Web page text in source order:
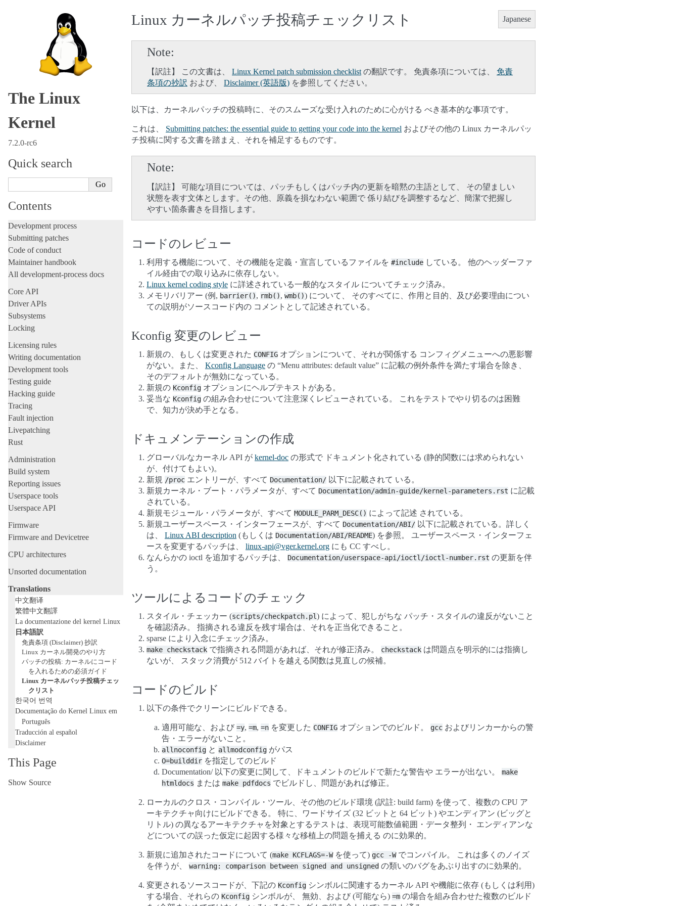
The Linux
Kernel
7.2.0-rc6
Quick search
Contents
Development process
Submitting patches
Code of conduct
Maintainer handbook
All development-process docs
Core API
Driver APIs
Subsystems
Locking
Licensing rules
Writing documentation
Development tools
Testing guide
Hacking guide
Tracing
Fault injection
Livepatching
Rust
Administration
Build system
Reporting issues
Userspace tools
Userspace API
Firmware
Firmware and Devicetree
CPU architectures
Unsorted documentation
Translations
中文翻译
繁體中文翻譯
La documentazione del kernel Linux
日本語訳
免責条項 (Disclaimer) 抄訳
Linux カーネル開発のやり方
パッチの投稿: カーネルにコード
を入れるための必須ガイド
Linux カーネルパッチ投稿チェッ
クリスト
한국어 번역
Documentação do Kernel Linux em
Português
Traducción al español
Disclaimer
This Page
Show Source
Japanese
Linux カーネルパッチ投稿チェックリスト
Note
【訳註】 この文書は、 Linux Kernel patch submission checklist の翻訳です。 免責条項については、 免責
条項の抄訳 および、 Disclaimer (英語版) を参照してください。
以下は、カーネルパッチの投稿時に、そのスムーズな受け入れのために心がける べき基本的な事項です。
これは、 Submitting patches: the essential guide to getting your code into the kernel およびその他の Linux カーネルパッ
チ投稿に関する文書を踏まえ、それを補足するものです。
Note
【訳註】 可能な項目については、パッチもしくはパッチ内の更新を暗黙の主語として、 その望ましい
状態を表す文体とします。その他、原義を損なわない範囲で 係り結びを調整するなど、簡潔で把握し
やすい箇条書きを目指します。
コードのレビュー
利用する機能について、その機能を定義・宣言しているファイルを #include している。 他のヘッダーファ
イル経由での取り込みに依存しない。
Linux kernel coding style に詳述されている一般的なスタイル についてチェック済み。
メモリバリアー (例, barrier(), rmb(), wmb()) について、 そのすべてに、作用と目的、及び必要理由につい
ての説明がソースコード内の コメントとして記述されている。
Kconfig 変更のレビュー
新規の、もしくは変更された CONFIG オプションについて、それが関係する コンフィグメニューへの悪影響
がない。また、 Kconfig Language の “Menu attributes: default value” に記載の例外条件を満たす場合を除き、
そのデフォルトが無効になっている。
新規の Kconfig オプションにヘルプテキストがある。
妥当な Kconfig の組み合わせについて注意深くレビューされている。 これをテストでやり切るのは困難
で、知力が決め手となる。
ドキュメンテーションの作成
グローバルなカーネル API が kernel-doc の形式で ドキュメント化されている (静的関数には求められない
が、付けてもよい)。
新規 /proc エントリーが、すべて Documentation/ 以下に記載されて いる。
新規カーネル・ブート・パラメータが、すべて Documentation/admin-guide/kernel-parameters.rst に記載
されている。
新規モジュール・パラメータが、すべて MODULE_PARM_DESC() によって記述 されている。
新規ユーザースペース・インターフェースが、すべて Documentation/ABI/ 以下に記載されている。詳しく
は、 Linux ABI description (もしくは Documentation/ABI/README) を参照。 ユーザースペース・インターフェ
ースを変更するパッチは、 linux-api@vger.kernel.org にも CC すべし。
なんらかの ioctl を追加するパッチは、 Documentation/userspace-api/ioctl/ioctl-number.rst の更新を伴
う。
ツールによるコードのチェック
スタイル・チェッカー (scripts/checkpatch.pl) によって、犯しがちな パッチ・スタイルの違反がないこと
を確認済み。 指摘される違反を残す場合は、それを正当化できること。
sparse により入念にチェック済み。
make checkstack で指摘される問題があれば、それが修正済み。 checkstack は問題点を明示的には指摘し
ないが、 スタック消費が 512 バイトを越える関数は見直しの候補。
コードのビルド
以下の条件でクリーンにビルドできる。
適用可能な、および =y, =m, =n を変更した CONFIG オプションでのビルド。 gcc およびリンカーからの警
告・エラーがないこと。
allnoconfig と allmodconfig がパス
O=builddir を指定してのビルド
Documentation/ 以下の変更に関して、ドキュメントのビルドで新たな警告や エラーが出ない。 make
htmldocs または make pdfdocs でビルドし、問題があれば修正。
ローカルのクロス・コンパイル・ツール、その他のビルド環境 (訳註: build farm) を使って、複数の CPU ア
ーキテクチャ向けにビルドできる。 特に、ワードサイズ (32 ビットと 64 ビット) やエンディアン (ビッグと
リトル) の異なるアーキテクチャを対象とするテストは、表現可能数値範囲・データ整列・ エンディアンな
どについての誤った仮定に起因する様々な移植上の問題を捕える のに効果的。
新規に追加されたコードについて (make KCFLAGS=-Wを使って) gcc -Wでコンパイル。 これは多くのノイズ
を伴うが、 warning: comparison between signed and unsigned の類いのバグをあぶり出すのに効果的。
変更されるソースコードが、下記の Kconfig シンボルに関連するカーネル API や機能に依存 (もしくは利用)
する場合、それらの Kconfig シンボルが、 無効、および (可能なら) =m の場合を組み合わせた複数のビルド